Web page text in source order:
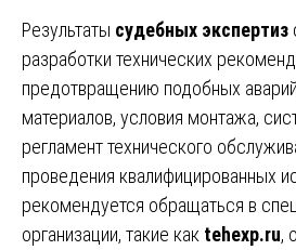
Результаты судебных экспертиз
разработки технических
предотвращению подобных
материалов, условия монтажа,
регламент технического
проведения квалифицированных
рекомендуется обращаться в
организации, такие как tehexp.ru,